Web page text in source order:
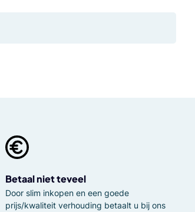
Betaal niet teveel
Door slim inkopen en een goede
prijs/kwaliteit verhouding betaalt u bij ons